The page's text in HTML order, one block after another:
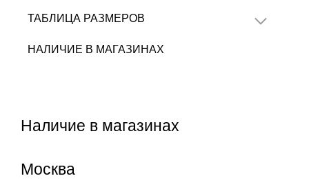
ТАБЛИЦА РАЗМЕРОВ
НАЛИЧИЕ В МАГАЗИНАХ
Наличие в магазинах
Москва